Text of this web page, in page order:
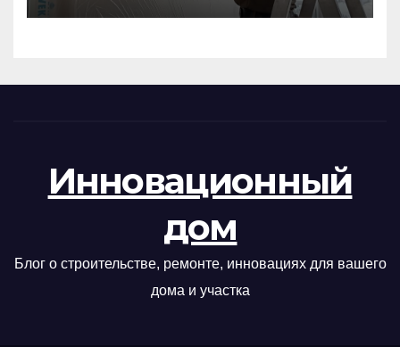
Инновационный
дом
Блог о строительстве, ремонте, инновациях для вашего
дома и участка